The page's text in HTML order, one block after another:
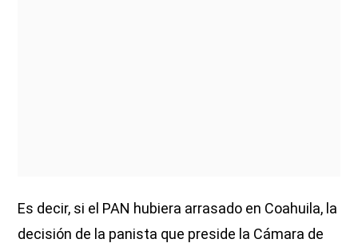
Es decir, si el PAN hubiera arrasado en Coahuila, la
decisión de la panista que preside la Cámara de